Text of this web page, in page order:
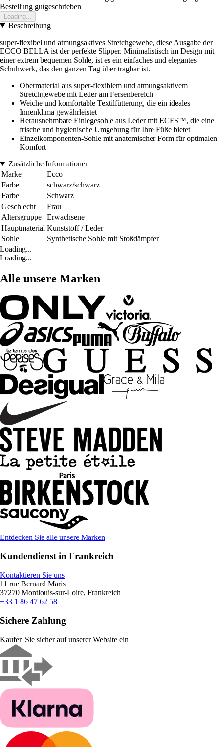
Bestellung gutgeschrieben
Loading...
Beschreibung
super-flexibel und atmungsaktives Stretchgewebe, diese Ausgabe der
ECCO BELLA ist der perfekte Slipper. Minimalistisch im Design mit
einer extrem bequemen Sohle, ist es ein einfaches und elegantes
Schuhwerk, das den ganzen Tag über tragbar ist.
Obermaterial aus super-flexiblem und atmungsaktivem
Stretchgewebe mit Leder am Fersenbereich
Weiche und komfortable Textilfütterung, die ein ideales
Innenklima gewährleistet
Herausnehmbare Einlegesohle aus Leder mit ECFS™, die eine
frische und hygienische Umgebung für Ihre Füße bietet
Einzelkomponenten-Sohle mit anatomischer Form für optimalen
Komfort
Zusätzliche Informationen
Marke
Ecco
Farbe
schwarz/schwarz
Farbe
Schwarz
Geschlecht
Frau
Altersgruppe
Erwachsene
Hauptmaterial Kunststoff / Leder
Sohle
Synthetische Sohle mit Stoßdämpfer
Loading...
Loading...
Alle unsere Marken
Entdecken Sie alle unsere Marken
Kundendienst in Frankreich
Kontaktieren Sie uns
11 rue Bernard Maris
37270 Montlouis-sur-Loire, Frankreich
+33 1 86 47 62 58
Sichere Zahlung
Kaufen Sie sicher auf unserer Website ein